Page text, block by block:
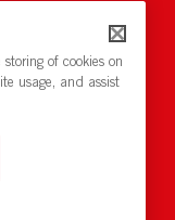
of cookies on
usage, and assist